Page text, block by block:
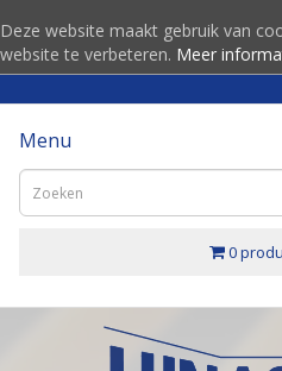
Deze website maakt gebruik van
website te verbeteren. Meer
Menu
0